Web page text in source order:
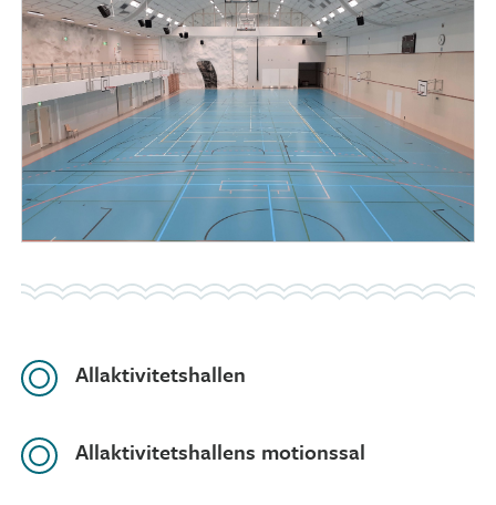
Allaktivitetshallen
Allaktivitetshallens motionssal